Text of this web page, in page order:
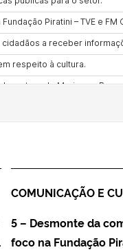
COMUNICAÇÃO E
5 – Desmonte da
foco na Fundação